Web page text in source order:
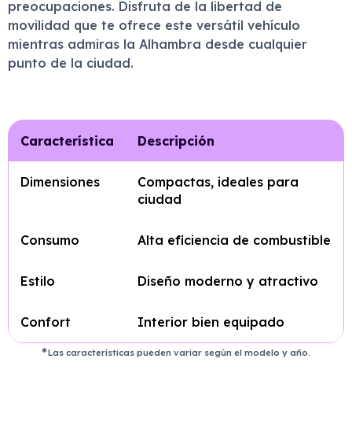
preocupaciones. Disfruta de la libertad de
movilidad que te ofrece este versátil vehículo
mientras admiras la Alhambra desde cualquier
punto de la ciudad.
Característica Descripción
Dimensiones
Compactas, ideales para
ciudad
Consumo Alta eficiencia de combustible
Estilo Diseño moderno y atractivo
Confort Interior bien equipado
Las características pueden variar según el modelo y año.